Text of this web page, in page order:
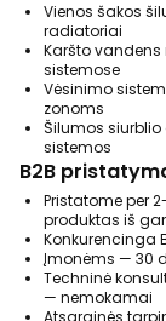
Vienos šakos
radiatoriai
Karšto vandens
sistemose
Vėsinimo
zonoms
Šilumos
sistemos
B2B
Pristatome per
produktas iš
Konkurencinga
Įmonėms — 30
Techninė
— nemokamai
Atsarginės